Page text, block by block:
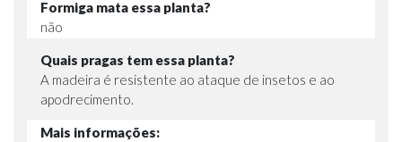
Formiga mata essa planta?
não
Quais pragas tem essa planta?
A madeira é resistente ao ataque de insetos e ao
apodrecimento.
Mais informações: